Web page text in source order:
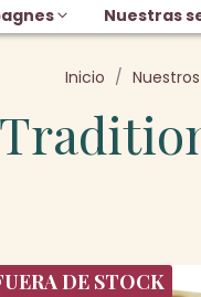
Nuestras
Inicio
DE STOCK